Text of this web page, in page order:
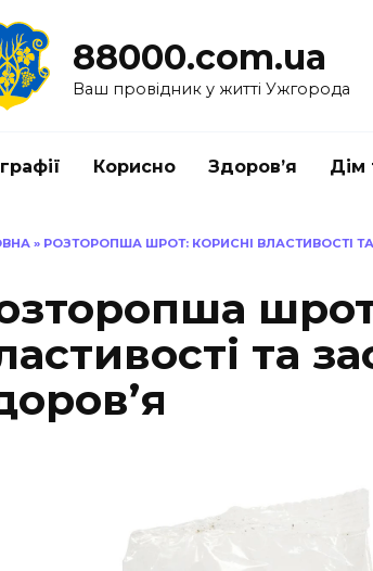
88000.com.ua
Ваш провідник у житті Ужгорода
Корисно Здоров’я Дім
» РОЗТОРОПША ШРОТ: КОРИСНІ ВЛАСТИВОСТІ
та